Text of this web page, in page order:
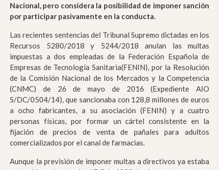
Nacional, pero considera la posibilidad de imponer sanción
por participar pasivamente en la conducta.
Las recientes sentencias del Tribunal Supremo dictadas en los
Recursos 5280/2018 y 5244/2018 anulan las multas
impuestas a dos empleadas de la Federación Española de
Empresas de Tecnología Sanitaria(FENIN), por la Resolución
de la Comisión Nacional de los Mercados y la Competencia
(CNMC) de 26 de mayo de 2016 (Expediente AIO
S/DC/0504/14), que sancionaba con 128,8 millones de euros
a ocho fabricantes, a su asociación (FENIN) y a cuatro
personas físicas, por formar un cártel consistente en la
fijación de precios de venta de pañales para adultos
comercializados por el canal de farmacias.
Aunque la previsión de imponer multas a directivos ya estaba